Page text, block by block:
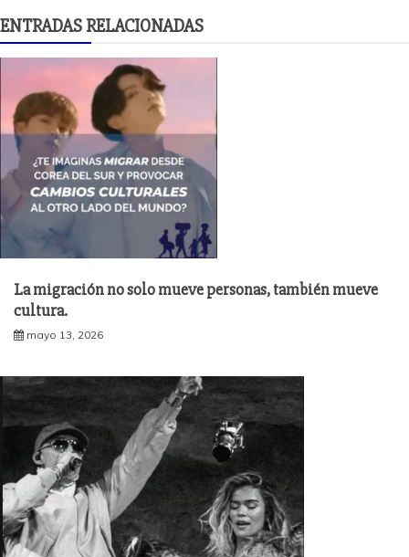
ENTRADAS RELACIONADAS
La migración no solo mueve personas, también mueve
cultura.
mayo 13, 2026